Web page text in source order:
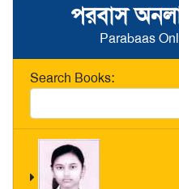
পরবাস
Parabaas
Search Books: